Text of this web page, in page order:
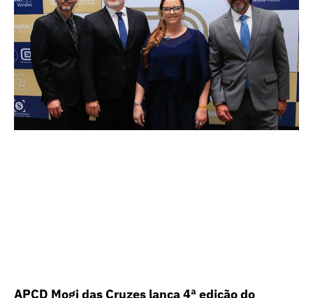
APCD Mogi das Cruzes lança 4ª edição do